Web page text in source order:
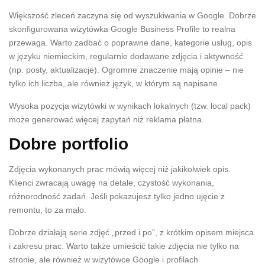
Większość zleceń zaczyna się od wyszukiwania w Google. Dobrze
skonfigurowana wizytówka Google Business Profile to realna
przewaga. Warto zadbać o poprawne dane, kategorie usług, opis
w języku niemieckim, regularnie dodawane zdjęcia i aktywność
(np. posty, aktualizacje). Ogromne znaczenie mają opinie – nie
tylko ich liczba, ale również język, w którym są napisane.
Wysoka pozycja wizytówki w wynikach lokalnych (tzw. local pack)
może generować więcej zapytań niż reklama płatna.
Dobre portfolio
Zdjęcia wykonanych prac mówią więcej niż jakikolwiek opis.
Klienci zwracają uwagę na detale, czystość wykonania,
różnorodność zadań. Jeśli pokazujesz tylko jedno ujęcie z
remontu, to za mało.
Dobrze działają serie zdjęć „przed i po”, z krótkim opisem miejsca
i zakresu prac. Warto także umieścić takie zdjęcia nie tylko na
stronie, ale również w wizytówce Google i profilach